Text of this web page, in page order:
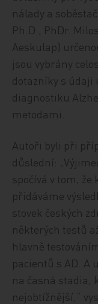
nálady a
Ph.D., PhDr.
Aeskulap)
jsou vybrány
dotazníky s
diagnostiku
metodami.
Autoři byli při
důslední:
spočívá v tom,
přidáváme
stovek českých
některých testů
hlavně
pacientů s AD. A
na časná stadia,
nejobtížnější,“